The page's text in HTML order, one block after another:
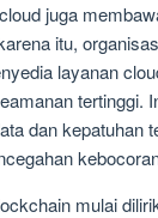
juga
itu,
layanan
tertinggi.
dan kepatuhan
mulai